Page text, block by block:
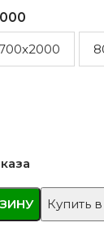
Купить